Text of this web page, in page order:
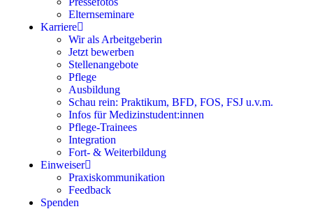
Elternseminare
Karriere
Wir als Arbeitgeberin
Jetzt bewerben
Stellenangebote
Pflege
Ausbildung
Schau rein: Praktikum, BFD, FOS, FSJ u.v.m.
Infos für Medizinstudent:innen
Pflege-Trainees
Integration
Fort- & Weiterbildung
Einweiser
Praxiskommunikation
Feedback
Spenden